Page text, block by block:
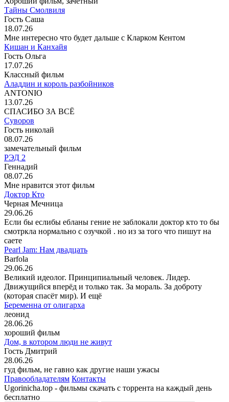
Тайны Смолвиля
Гость Саша
18.07.26
Мне интересно что будет дальше с Кларком Кентом
Кишан и Канхайя
Гость Ольга
17.07.26
Классный фильм
Аладдин и король разбойников
ANTONIO
13.07.26
СПАСИБО ЗА ВСЁ
Суворов
Гость николай
08.07.26
замечательный фильм
РЭД 2
Геннадий
08.07.26
Мне нравится этот фильм
Доктор Кто
Черная Мечница
29.06.26
Если бы еслибы ебланы гение не заблокали доктор кто то бы
смотркла нормально с озучкой . но из за того что пишут на
саете
Pearl Jam: Нам двадцать
Barfola
29.06.26
Великий идеолог. Принципиальный человек. Лидер.
Движущийся вперёд и только так. За мораль. За доброту
(которая спасёт мир). И ещё
Беременна от олигарха
леонид
28.06.26
хороший фильм
Дом, в котором люди не живут
Гость Дмитрий
28.06.26
гуд фильм, не гавно как другие наши ужасы
Правообладателям Контакты
Ugorinicha.top - фильмы скачать с торрента на каждый день
бесплатно